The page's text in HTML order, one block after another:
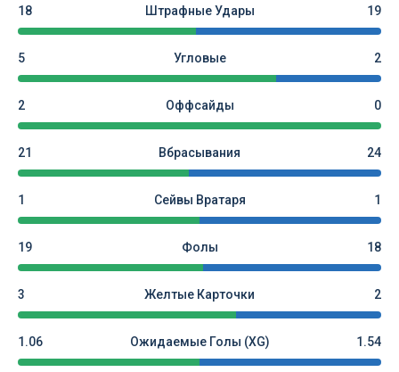
18 Штрафные Удары 19
5 Угловые 2
2 Оффсайды 0
21 Вбрасывания 24
1 Сейвы Вратаря 1
19 Фолы 18
3 Желтые Карточки 2
1.06 Ожидаемые Голы (xG) 1.54